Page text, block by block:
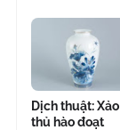
Dịch thuật: Xảo
thủ hào đoạt